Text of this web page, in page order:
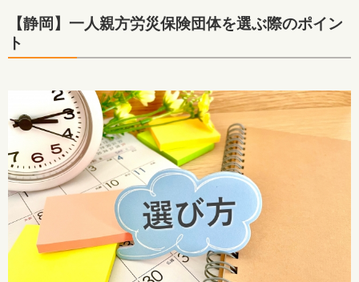
【静岡】一人親方労災保険団体を選ぶ際のポイン
ト